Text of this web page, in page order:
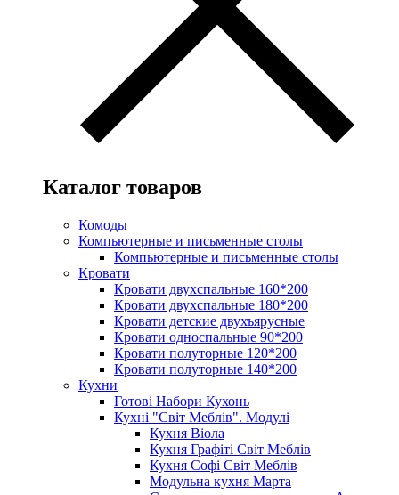
Каталог товаров
Комоды
Компьютерные и письменные столы
Компьютерные и письменные столы
Кровати
Кровати двухспальные 160*200
Кровати двухспальные 180*200
Кровати детские двухъярусные
Кровати односпальные 90*200
Кровати полуторные 120*200
Кровати полуторные 140*200
Кухни
Готові Набори Кухонь
Кухні "Світ Меблів". Модулі
Кухня Віола
Кухня Графіті Світ Меблів
Кухня Софі Світ Меблів
Модульна кухня Марта